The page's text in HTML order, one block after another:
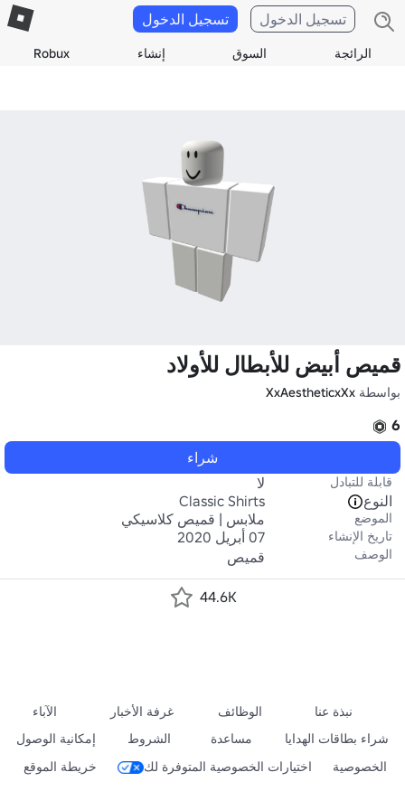
الرائجة السوق إنشاء Robux
تسجيل الدخول تسجيل الدخول
قميص أبيض للأبطال للأولاد
بواسطة XxAestheticxXx
6
شراء
قابلة للتبادل
لا
النوع
Classic Shirts
الموضع ملابس | قميص كلاسيكي
تاريخ الإنشاء 07 أبريل 2020
الوصف قميص
44.6K
نبذة عنا الوظائف غرفة الأخبار
الآباء
شراء بطاقات الهدايا
مساعدة الشروط
إمكانية الوصول
الخصوصية
اختيارات الخصوصية المتوفرة لك خريطة الموقع